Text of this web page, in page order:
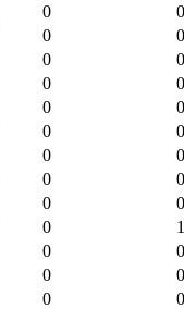
0
0
0
0
0
0
0
0
0
0
0
0
0
0
0
0
0
0
0
1
0
0
0
0
0
0